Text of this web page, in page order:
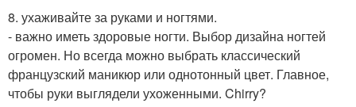
8. ухаживайте за руками и ногтями.
- важно иметь здоровые ногти. Выбор дизайна ногтей
огромен. Но всегда можно выбрать классический
французский маникюр или однотонный цвет. Главное,
чтобы руки выглядели ухоженными. Chirry?